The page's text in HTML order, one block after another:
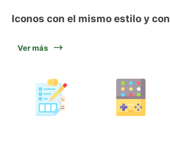
Iconos con el mismo estilo y
Ver más